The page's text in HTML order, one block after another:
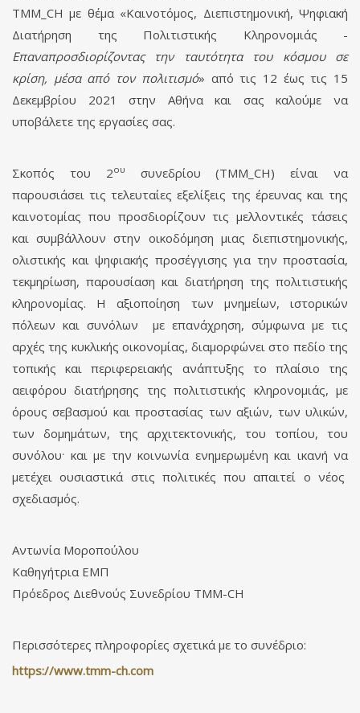
TMM_CH με θέμα «Καινοτόμος, Διεπιστημονική, Ψηφιακή
Διατήρηση της Πολιτιστικής Κληρονομιάς -
Επαναπροσδιορίζοντας την ταυτότητα του κόσμου σε
κρίση, μέσα από τον πολιτισμό» από τις 12 έως τις 15
Δεκεμβρίου 2021 στην Αθήνα και σας καλούμε να
υποβάλετε της εργασίες σας.
Σκοπός του 2ου
συνεδρίου (TMM_CH) είναι να
παρουσιάσει τις τελευταίες εξελίξεις της έρευνας και της
καινοτομίας που προσδιορίζουν τις μελλοντικές τάσεις
και συμβάλλουν στην οικοδόμηση μιας διεπιστημονικής,
ολιστικής και ψηφιακής προσέγγισης για την προστασία,
τεκμηρίωση, παρουσίαση και διατήρηση της πολιτιστικής
κληρονομίας. Η αξιοποίηση των μνημείων, ιστορικών
πόλεων και συνόλων με επανάχρηση, σύμφωνα με τις
αρχές της κυκλικής οικονομίας, διαμορφώνει στο πεδίο της
τοπικής και περιφερειακής ανάπτυξης το πλαίσιο της
αειφόρου διατήρησης της πολιτιστικής κληρονομιάς, με
όρους σεβασμού και προστασίας των αξιών, των υλικών,
των δομημάτων, της αρχιτεκτονικής, του τοπίου, του
συνόλου. και με την κοινωνία ενημερωμένη και ικανή να
μετέχει ουσιαστικά στις πολιτικές που απαιτεί ο νέος
σχεδιασμός.
Αντωνία Μοροπούλου
Καθηγήτρια ΕΜΠ
Πρόεδρος Διεθνούς Συνεδρίου TMM-CH
Περισσότερες πληροφορίες σχετικά με το συνέδριο:
https://www.tmm-ch.com